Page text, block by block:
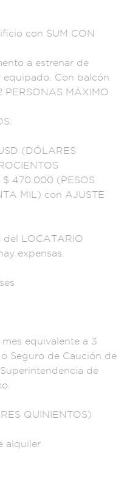
con SUM CON
a estrenar de
equipado. Con balcón
PERSONAS MÁXIMO
S:
(DÓLARES
$ 470.000 (PESOS
A MIL) con AJUSTE
del LOCATARIO
expensas.
mes equivalente a 3
Seguro de Caución de
dencia de
QUINIENTOS)
alquiler